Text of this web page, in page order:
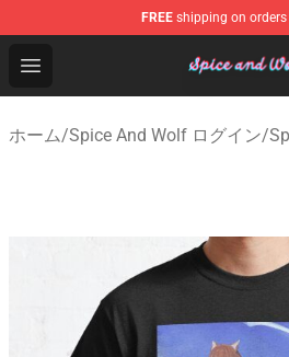
FREE shipping on orders
Open menu
Spice And Wolf Store -
ホーム/Spice And Wolf ログイン/